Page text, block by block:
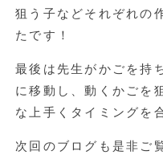
狙う子などそれぞれの
たです！
最後は先生がかごを持
に移動し、動くかごを
な上手くタイミングを
次回のブログも是非ご